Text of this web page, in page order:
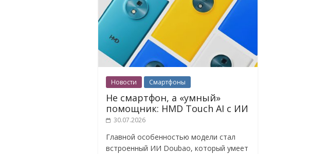
Новости Смартфоны
Не смартфон, а «умный»
помощник: HMD Touch AI с ИИ
30.07.2026
Главной особенностью модели стал
встроенный ИИ Doubao, который умеет